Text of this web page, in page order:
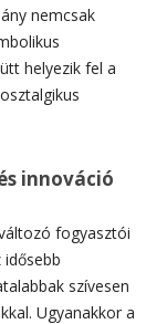
nemcsak
helyezik fel a
innováció
fogyasztói
szívesen
Ugyanakkor a